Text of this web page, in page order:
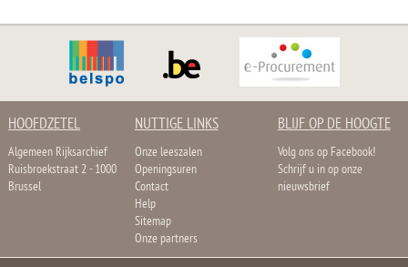
HOOFDZETEL
Algemeen Rijksarchief
Ruisbroekstraat 2 - 1000
Brussel
NUTTIGE LINKS
Onze leeszalen
Openingsuren
Contact
Help
Sitemap
Onze partners
BLIJF OP DE HOOGTE
Volg ons op Facebook!
Schrijf u in op onze
nieuwsbrief